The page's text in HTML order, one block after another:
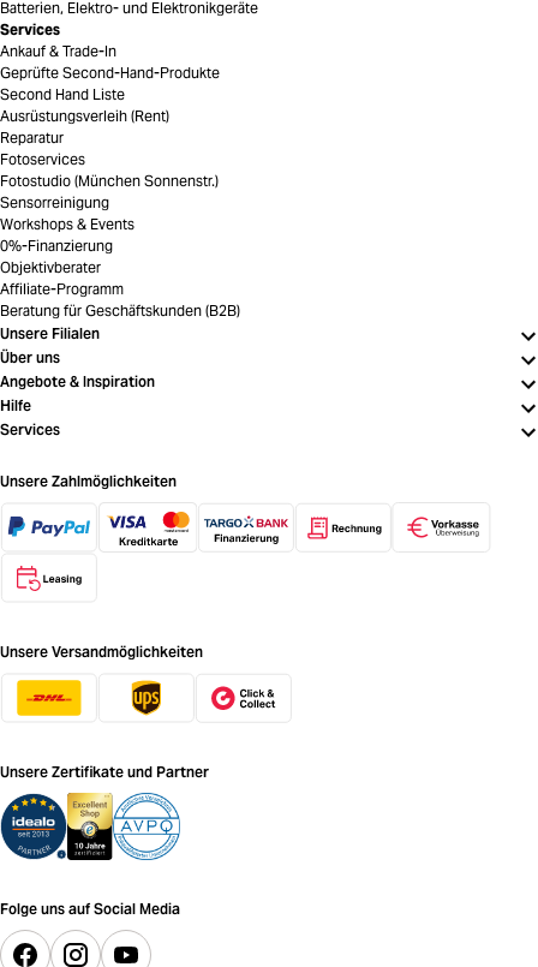
Batterien, Elektro- und Elektronikgeräte
Services
Ankauf & Trade-In
Geprüfte Second-Hand-Produkte
Second Hand Liste
Ausrüstungsverleih (Rent)
Reparatur
Fotoservices
Fotostudio (München Sonnenstr.)
Sensorreinigung
Workshops & Events
0%-Finanzierung
Objektivberater
Affiliate-Programm
Beratung für Geschäftskunden (B2B)
Unsere Filialen
Über uns
Angebote & Inspiration
Hilfe
Services
Unsere Zahlmöglichkeiten
Unsere Versandmöglichkeiten
Unsere Zertifikate und Partner
Folge uns auf Social Media